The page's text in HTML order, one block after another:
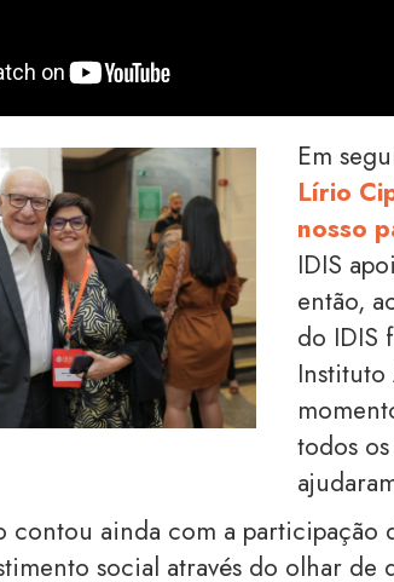
Em
Lírio
nosso
IDIS
então,
do IDIS
todos
contou ainda com a participação
social através do olhar de